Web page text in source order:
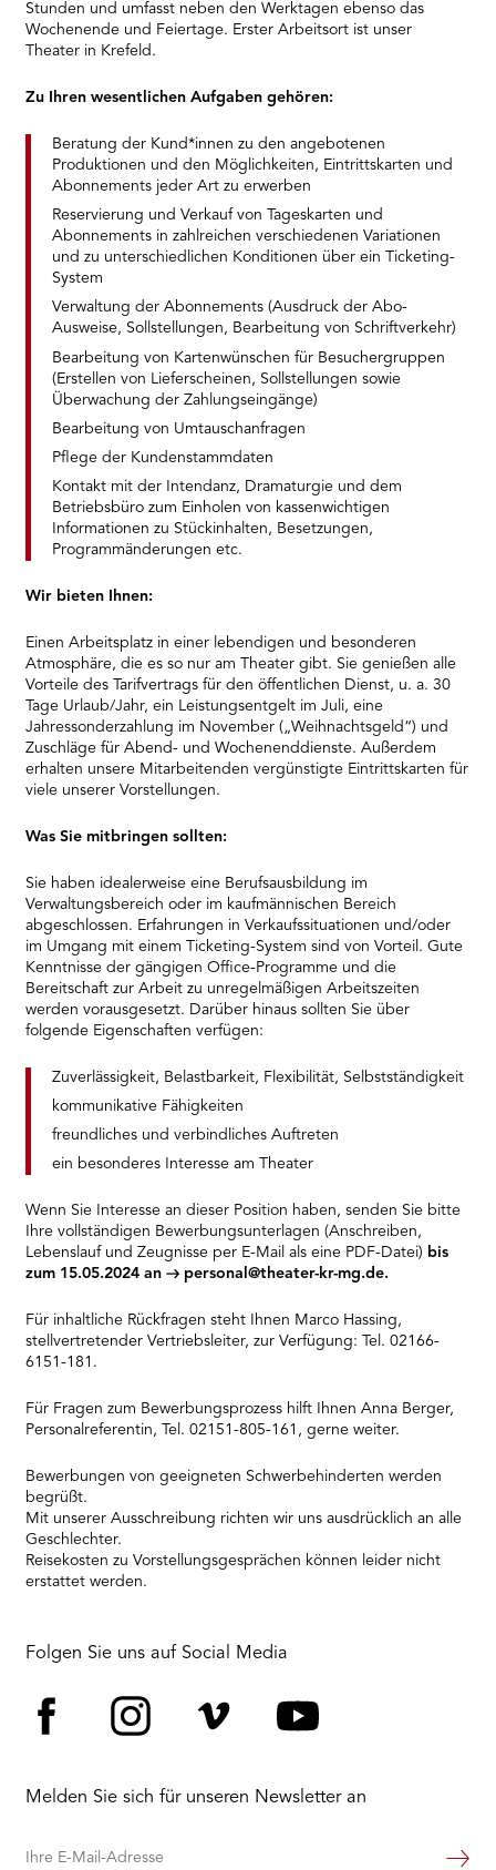
Stunden und umfasst neben den Werktagen ebenso das
Wochenende und Feiertage. Erster Arbeitsort ist unser
Theater in Krefeld.
Zu Ihren wesentlichen Aufgaben gehören:
Beratung der Kund*innen zu den angebotenen
Produktionen und den Möglichkeiten, Eintrittskarten und
Abonnements jeder Art zu erwerben
Reservierung und Verkauf von Tageskarten und
Abonnements in zahlreichen verschiedenen Variationen
und zu unterschiedlichen Konditionen über ein Ticketing-
System
Verwaltung der Abonnements (Ausdruck der Abo-
Ausweise, Sollstellungen, Bearbeitung von Schriftverkehr)
Bearbeitung von Kartenwünschen für Besuchergruppen
(Erstellen von Lieferscheinen, Sollstellungen sowie
Überwachung der Zahlungseingänge)
Bearbeitung von Umtauschanfragen
Pflege der Kundenstammdaten
Kontakt mit der Intendanz, Dramaturgie und dem
Betriebsbüro zum Einholen von kassenwichtigen
Informationen zu Stückinhalten, Besetzungen,
Programmänderungen etc.
Wir bieten Ihnen:
Einen Arbeitsplatz in einer lebendigen und besonderen
Atmosphäre, die es so nur am Theater gibt. Sie genießen alle
Vorteile des Tarifvertrags für den öffentlichen Dienst, u. a. 30
Tage Urlaub/Jahr, ein Leistungsentgelt im Juli, eine
Jahressonderzahlung im November („Weihnachtsgeld“) und
Zuschläge für Abend- und Wochenenddienste. Außerdem
erhalten unsere Mitarbeitenden vergünstigte Eintrittskarten für
viele unserer Vorstellungen.
Was Sie mitbringen sollten:
Sie haben idealerweise eine Berufsausbildung im
Verwaltungsbereich oder im kaufmännischen Bereich
abgeschlossen. Erfahrungen in Verkaufssituationen und/oder
im Umgang mit einem Ticketing-System sind von Vorteil. Gute
Kenntnisse der gängigen Office-Programme und die
Bereitschaft zur Arbeit zu unregelmäßigen Arbeitszeiten
werden vorausgesetzt. Darüber hinaus sollten Sie über
folgende Eigenschaften verfügen:
Zuverlässigkeit, Belastbarkeit, Flexibilität, Selbstständigkeit
kommunikative Fähigkeiten
freundliches und verbindliches Auftreten
ein besonderes Interesse am Theater
Wenn Sie Interesse an dieser Position haben, senden Sie bitte
Ihre vollständigen Bewerbungsunterlagen (Anschreiben,
Lebenslauf und Zeugnisse per E-Mail als eine PDF-Datei) bis
zum 15.05.2024 an personal@theater-kr-mg.de.
Für inhaltliche Rückfragen steht Ihnen Marco Hassing,
stellvertretender Vertriebsleiter, zur Verfügung: Tel. 02166-
6151-181.
Für Fragen zum Bewerbungsprozess hilft Ihnen Anna Berger,
Personalreferentin, Tel. 02151-805-161, gerne weiter.
Bewerbungen von geeigneten Schwerbehinderten werden
begrüßt.
Mit unserer Ausschreibung richten wir uns ausdrücklich an alle
Geschlechter.
Reisekosten zu Vorstellungsgesprächen können leider nicht
erstattet werden.
Folgen Sie uns auf Social Media
Melden Sie sich für unseren Newsletter an
Ihre